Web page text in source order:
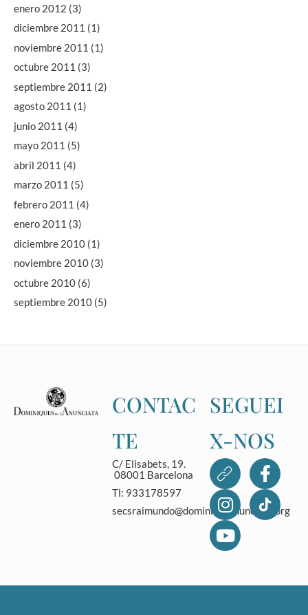
enero 2012 (3)
diciembre 2011 (1)
noviembre 2011 (1)
octubre 2011 (3)
septiembre 2011 (2)
agosto 2011 (1)
junio 2011 (4)
mayo 2011 (5)
abril 2011 (4)
marzo 2011 (5)
febrero 2011 (4)
enero 2011 (3)
diciembre 2010 (1)
noviembre 2010 (3)
octubre 2010 (6)
septiembre 2010 (5)
CONTAC
TE
C/ Elisabets, 19.
08001 Barcelona
Tl: 933178597
secsraimundo@dominicasanunciata.org
SEGUEI
X-NOS